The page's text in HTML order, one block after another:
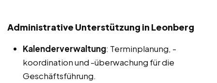
Administrative Unterstützung in Leonberg
Kalenderverwaltung: Terminplanung, -
koordination und -überwachung für die
Geschäftsführung.